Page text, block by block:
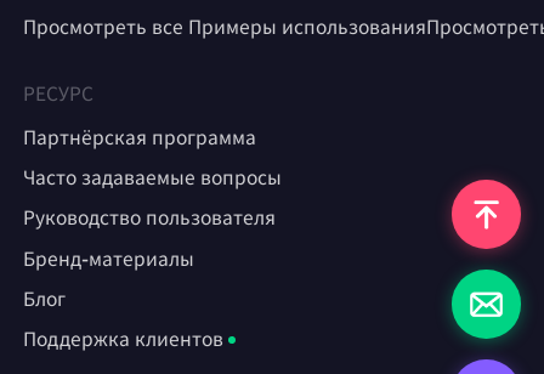
Просмотреть все Примеры использования
РЕСУРС
Партнёрская программа
Часто задаваемые вопросы
Руководство пользователя
Бренд-материалы
Блог
Поддержка клиентов